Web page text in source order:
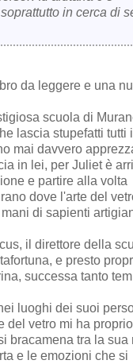
in cerca di
da leggere e una
scuola di
lascia stupefatti tutti
mai davvero
in lei, per Julietè
e partire alla volta
dove l'arte del
di sapienti
il direttore della
e presto
successa tanto
luoghi dei suoi
del vetro mi ha proprio
bracamena tra la sua
e le emozioni che si